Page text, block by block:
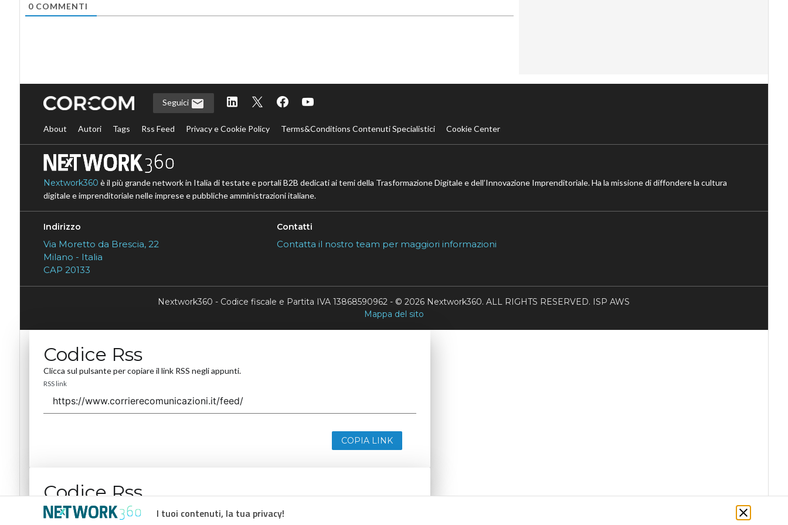
0COMMENTI
I tuoi contenuti, la tua privacy!
Seguici
About Autori Tags Rss Feed Privacy e Cookie Policy Terms&Conditions Contenuti Specialistici Cookie Center
Nextwork360 è il più grande network in Italia di testate e portali B2B dedicati ai temi della Trasformazione Digitale e dell’Innovazione Imprenditoriale. Ha la missione di diffondere la cultura
digitale e imprenditoriale nelle imprese e pubbliche amministrazioni italiane.
Indirizzo
Via Moretto da Brescia, 22
Milano - Italia
CAP 20133
Contatti
Contatta il nostro team per maggiori informazioni
Nextwork360 - Codice fiscale e Partita IVA 13868590962 - © 2026 Nextwork360. ALL RIGHTS RESERVED. ISP AWS
Mappa del sito
Codice Rss
Clicca sul pulsante per copiare il link RSS negli appunti.
RSS link
COPIA LINK
Codice Rss
Clicca sul pulsante per copiare il link RSS negli appunti.
RSS link